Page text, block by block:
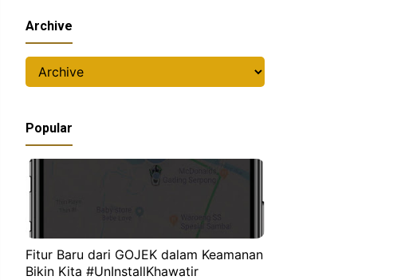
Archive
Popular
Fitur Baru dari GOJEK dalam Keamanan
Bikin Kita #UnInstallKhawatir